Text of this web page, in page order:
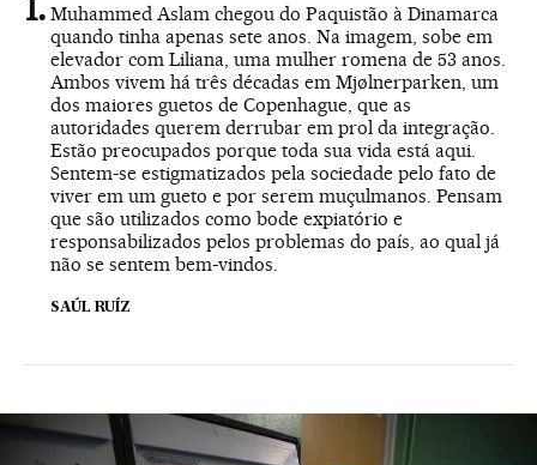
Muhammed Aslam chegou do Paquistão à Dinamarca
quando tinha apenas sete anos. Na imagem, sobe em
elevador com Liliana, uma mulher romena de 53 anos.
Ambos vivem há três décadas em Mjølnerparken, um
dos maiores guetos de Copenhague, que as
autoridades querem derrubar em prol da integração.
Estão preocupados porque toda sua vida está aqui.
Sentem-se estigmatizados pela sociedade pelo fato de
viver em um gueto e por serem muçulmanos. Pensam
que são utilizados como bode expiatório e
responsabilizados pelos problemas do país, ao qual já
não se sentem bem-vindos.
SAÚL RUÍZ